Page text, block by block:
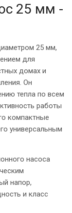
25 мм -
25 мм,
для
домах и
Он
тепла по всем
работы
компактные
универсальным
насоса
напор,
и класс